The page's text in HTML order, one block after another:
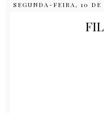
SEGUNDA-FEIRA, 10 DE